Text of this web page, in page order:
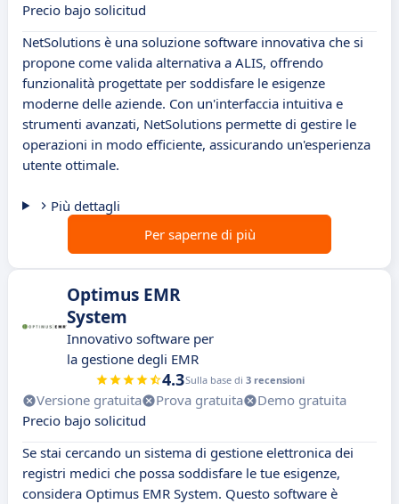
Precio bajo solicitud
NetSolutions è una soluzione software innovativa che si
propone come valida alternativa a ALIS, offrendo
funzionalità progettate per soddisfare le esigenze
moderne delle aziende. Con un'interfaccia intuitiva e
strumenti avanzati, NetSolutions permette di gestire le
operazioni in modo efficiente, assicurando un'esperienza
utente ottimale.
Più dettagli
Per saperne di più
Optimus EMR
System
Innovativo software per
la gestione degli EMR
4.3Sulla base di 3 recensioni
Versione gratuita Prova gratuita
Demo gratuita
Precio bajo solicitud
Se stai cercando un sistema di gestione elettronica dei
registri medici che possa soddisfare le tue esigenze,
considera Optimus EMR System. Questo software è